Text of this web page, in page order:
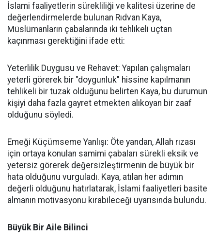
İslami faaliyetlerin sürekliliği ve kalitesi üzerine de
değerlendirmelerde bulunan Rıdvan Kaya,
Müslümanların çabalarında iki tehlikeli uçtan
kaçınması gerektiğini ifade etti:
Yeterlilik Duygusu ve Rehavet: Yapılan çalışmaları
yeterli görerek bir "doygunluk" hissine kapılmanın
tehlikeli bir tuzak olduğunu belirten Kaya, bu durumun
kişiyi daha fazla gayret etmekten alıkoyan bir zaaf
olduğunu söyledi.
Emeği Küçümseme Yanlışı: Öte yandan, Allah rızası
için ortaya konulan samimi çabaları sürekli eksik ve
yetersiz görerek değersizleştirmenin de büyük bir
hata olduğunu vurguladı. Kaya, atılan her adımın
değerli olduğunu hatırlatarak, İslami faaliyetleri basite
almanın motivasyonu kırabileceği uyarısında bulundu.
Büyük Bir Aile Bilinci